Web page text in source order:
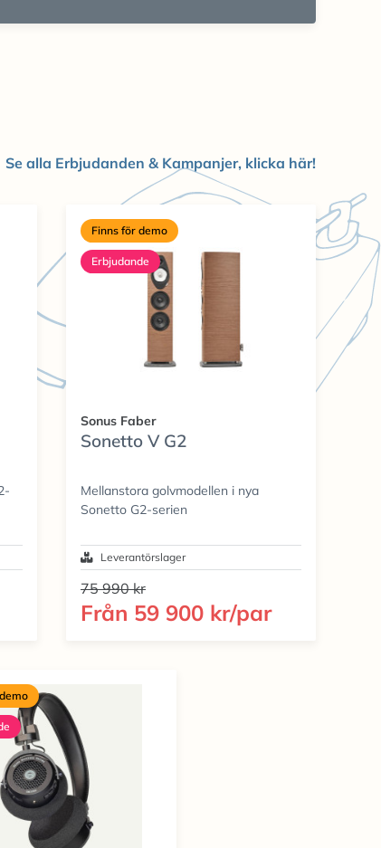
Se alla Erbjudanden & Kampanjer, klicka här!
Finns för demo
Erbjudande
Sonus Faber
Sonetto V G2
Mellanstora golvmodellen i nya
Sonetto G2-serien
Leverantörslager
75 990 kr
Från 59 900 kr/par